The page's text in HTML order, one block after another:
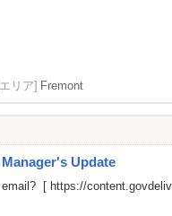
リア] Fremont
Update
email? [ https://